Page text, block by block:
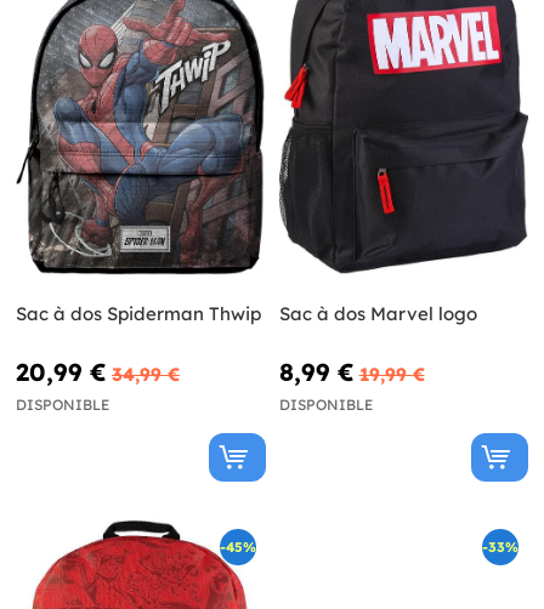
Sac à dos Spiderman Thwip
20,99 € 34,99 €
DISPONIBLE
Sac à dos Marvel logo
8,99 € 19,99 €
DISPONIBLE
-45% -33%